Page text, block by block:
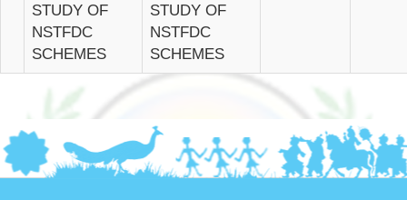
STUDY OF
NSTFDC
SCHEMES
STUDY OF
NSTFDC
SCHEMES